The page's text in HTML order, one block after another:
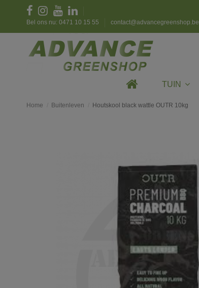
Bel ons nu: 0471 10 15 55 contact@advancegreenshop.be
TUIN
Home Buitenleven Houtskool black wattle OUTR 10kg